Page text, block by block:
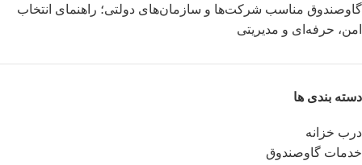
گاوصندوق مناسب شرکت‌ها و سازمان‌های دولتی؛ راهنمای انتخاب
امن، حرفه‌ای و مدیریتی
دسته بندی ها
درب خزانه
خدمات گاوصندوق